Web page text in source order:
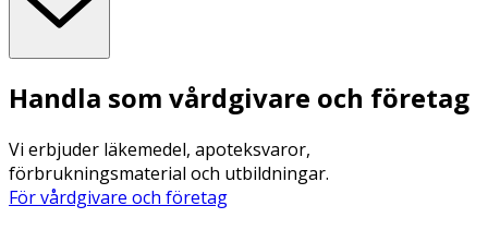
Handla som vårdgivare och företag
Vi erbjuder läkemedel, apoteksvaror,
förbrukningsmaterial och utbildningar.
För vårdgivare och företag